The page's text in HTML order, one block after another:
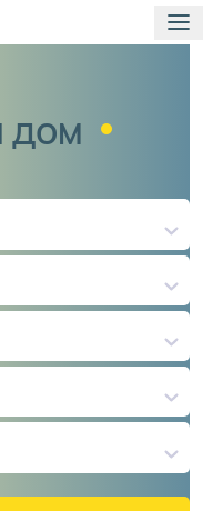
ДОМ